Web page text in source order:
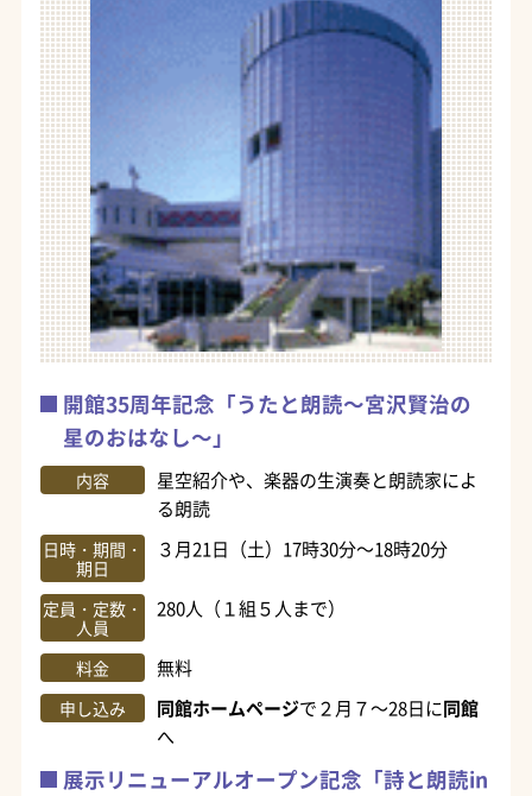
開館35周年記念「うたと朗読～宮沢賢治の
星のおはなし～」
内容
星空紹介や、楽器の生演奏と朗読家によ
る朗読
日時・期間・
期日
３月21日（土）17時30分～18時20分
定員・定数・
人員
280人（１組５人まで）
料金 無料
申し込み 同館ホームページで２月７～28日に同館
へ
展示リニューアルオープン記念「詩と朗読in